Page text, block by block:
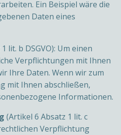
Ein Beispiel wäre die
Daten eines
lit. b DSGVO): Um einen
Verpflichtungen mit Ihnen
Ihre Daten. Wenn wir zum
mit Ihnen abschließen,
Informationen.
(Artikel 6 Absatz 1 lit. c
Verpflichtung